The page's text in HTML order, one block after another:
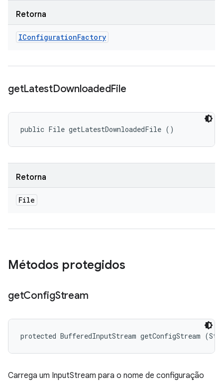
Retorna
IConfigurationFactory
getLatestDownloadedFile
public File getLatestDownloadedFile ()
Retorna
File
Métodos protegidos
getConfigStream
protected BufferedInputStream getConfigStream
Carrega um InputStream para o nome de configuração